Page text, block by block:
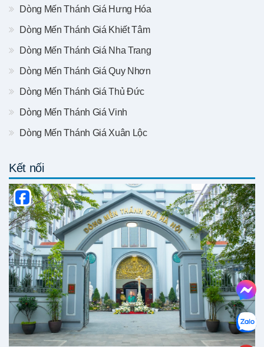
Dòng Mến Thánh Giá Hưng Hóa
Dòng Mến Thánh Giá Khiết Tâm
Dòng Mến Thánh Giá Nha Trang
Dòng Mến Thánh Giá Quy Nhơn
Dòng Mến Thánh Giá Thủ Đức
Dòng Mến Thánh Giá Vinh
Dòng Mến Thánh Giá Xuân Lộc
Kết nối